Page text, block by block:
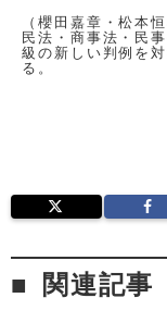
（櫻田嘉章・松本
民法・商事法・民
級の新しい判例を
る。
関連記事